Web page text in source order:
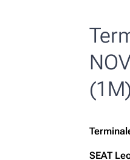
(1M)
SEAT